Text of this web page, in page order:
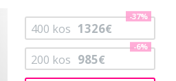
200 kos 985€
-6%
400 kos 1326€
-37%